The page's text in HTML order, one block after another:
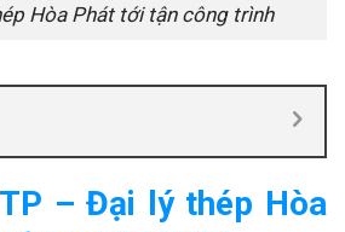
Hòa Phát tới tận công trình
– Đại lý thép Hòa